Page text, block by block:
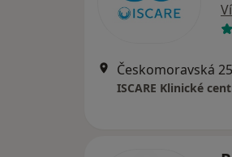
Českomoravská
ISCARE Klinické